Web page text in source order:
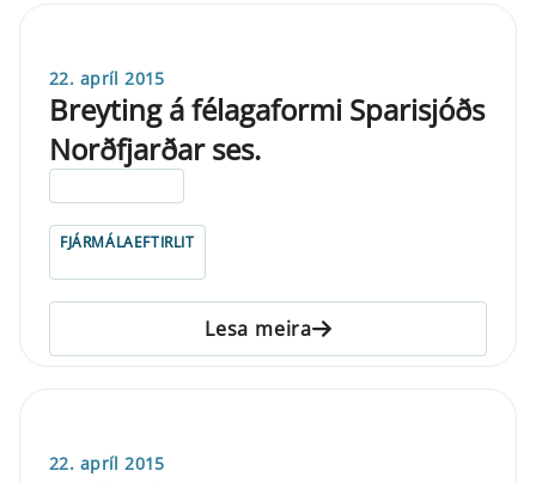
22. apríl 2015
Breyting á félagaformi Sparisjóðs
Norðfjarðar ses.
FJÁRMÁLAEFTIRLIT
Lesa meira
22. apríl 2015